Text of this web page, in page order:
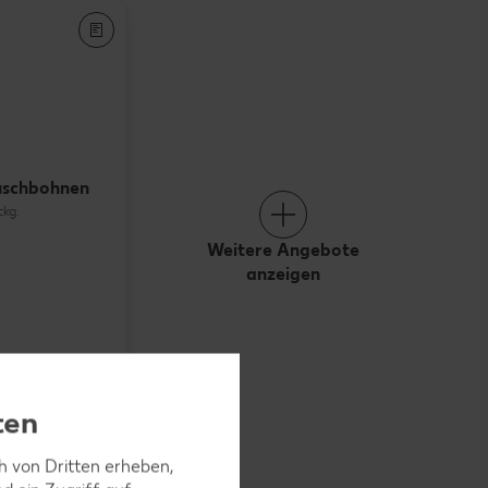
Weitere Angebote
anzeigen
von Dritten erheben,